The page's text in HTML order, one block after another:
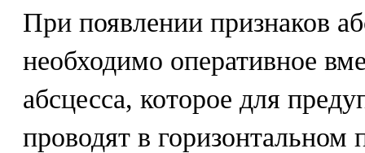
При появлении признаков
необходимо оперативное
абсцесса, которое для
проводят в горизонтальном